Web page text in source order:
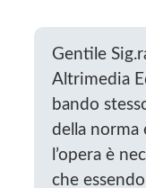
Gentile
Altrimedia
bando
della norma
l’opera è
che